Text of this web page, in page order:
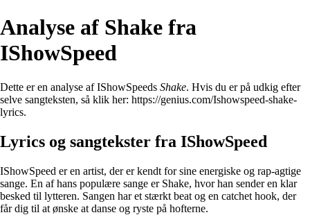
Analyse af Shake fra
IShowSpeed
Dette er en analyse af IShowSpeeds Shake. Hvis du er på udkig efter
selve sangteksten, så klik her: https://genius.com/Ishowspeed-shake-
lyrics.
Lyrics og sangtekster fra IShowSpeed
IShowSpeed er en artist, der er kendt for sine energiske og rap-agtige
sange. En af hans populære sange er Shake, hvor han sender en klar
besked til lytteren. Sangen har et stærkt beat og en catchet hook, der
får dig til at ønske at danse og ryste på hofterne.